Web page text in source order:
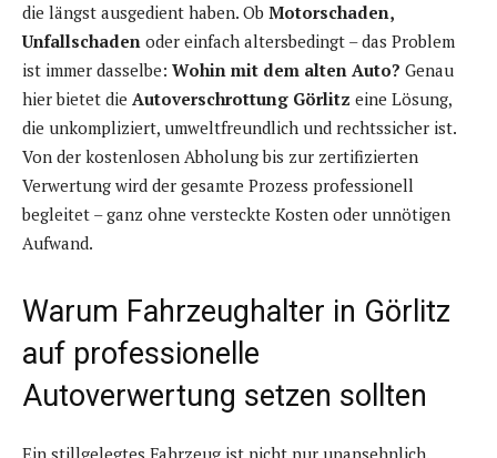
die längst ausgedient haben. Ob Motorschaden,
Unfallschaden oder einfach altersbedingt – das Problem
ist immer dasselbe: Wohin mit dem alten Auto? Genau
hier bietet die Autoverschrottung Görlitz eine Lösung,
die unkompliziert, umweltfreundlich und rechtssicher ist.
Von der kostenlosen Abholung bis zur zertifizierten
Verwertung wird der gesamte Prozess professionell
begleitet – ganz ohne versteckte Kosten oder unnötigen
Aufwand.
Warum Fahrzeughalter in Görlitz
auf professionelle
Autoverwertung setzen sollten
Ein stillgelegtes Fahrzeug ist nicht nur unansehnlich,